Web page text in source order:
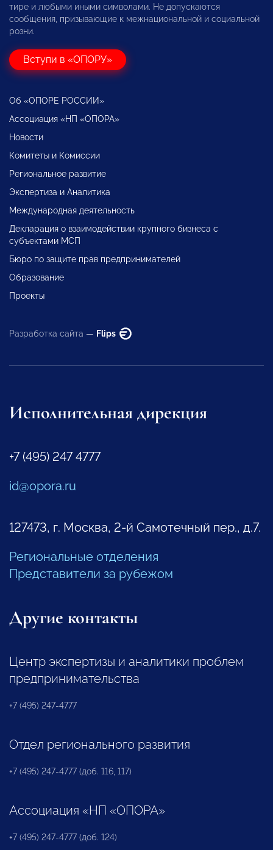
тире и любыми иными символами. Не допускаются
сообщения, призывающие к межнациональной и социальной
розни.
Вступи в «ОПОРУ»
Об «ОПОРЕ РОССИИ»
Ассоциация «НП «ОПОРА»
Новости
Комитеты и Комиссии
Региональное развитие
Экспертиза и Аналитика
Международная деятельность
Декларация о взаимодействии крупного бизнеса с
субъектами МСП
Бюро по защите прав предпринимателей
Образование
Проекты
Разработка сайта — Flips
Исполнительная дирекция
+7 (495) 247 4777
id@opora.ru
127473, г. Москва, 2-й Самотечный пер., д.7.
Региональные отделения
Представители за рубежом
Другие контакты
Центр экспертизы и аналитики проблем
предпринимательства
+7 (495) 247-4777
Отдел регионального развития
+7 (495) 247-4777 (доб. 116, 117)
Ассоциация «НП «ОПОРА»
+7 (495) 247-4777 (доб. 124)